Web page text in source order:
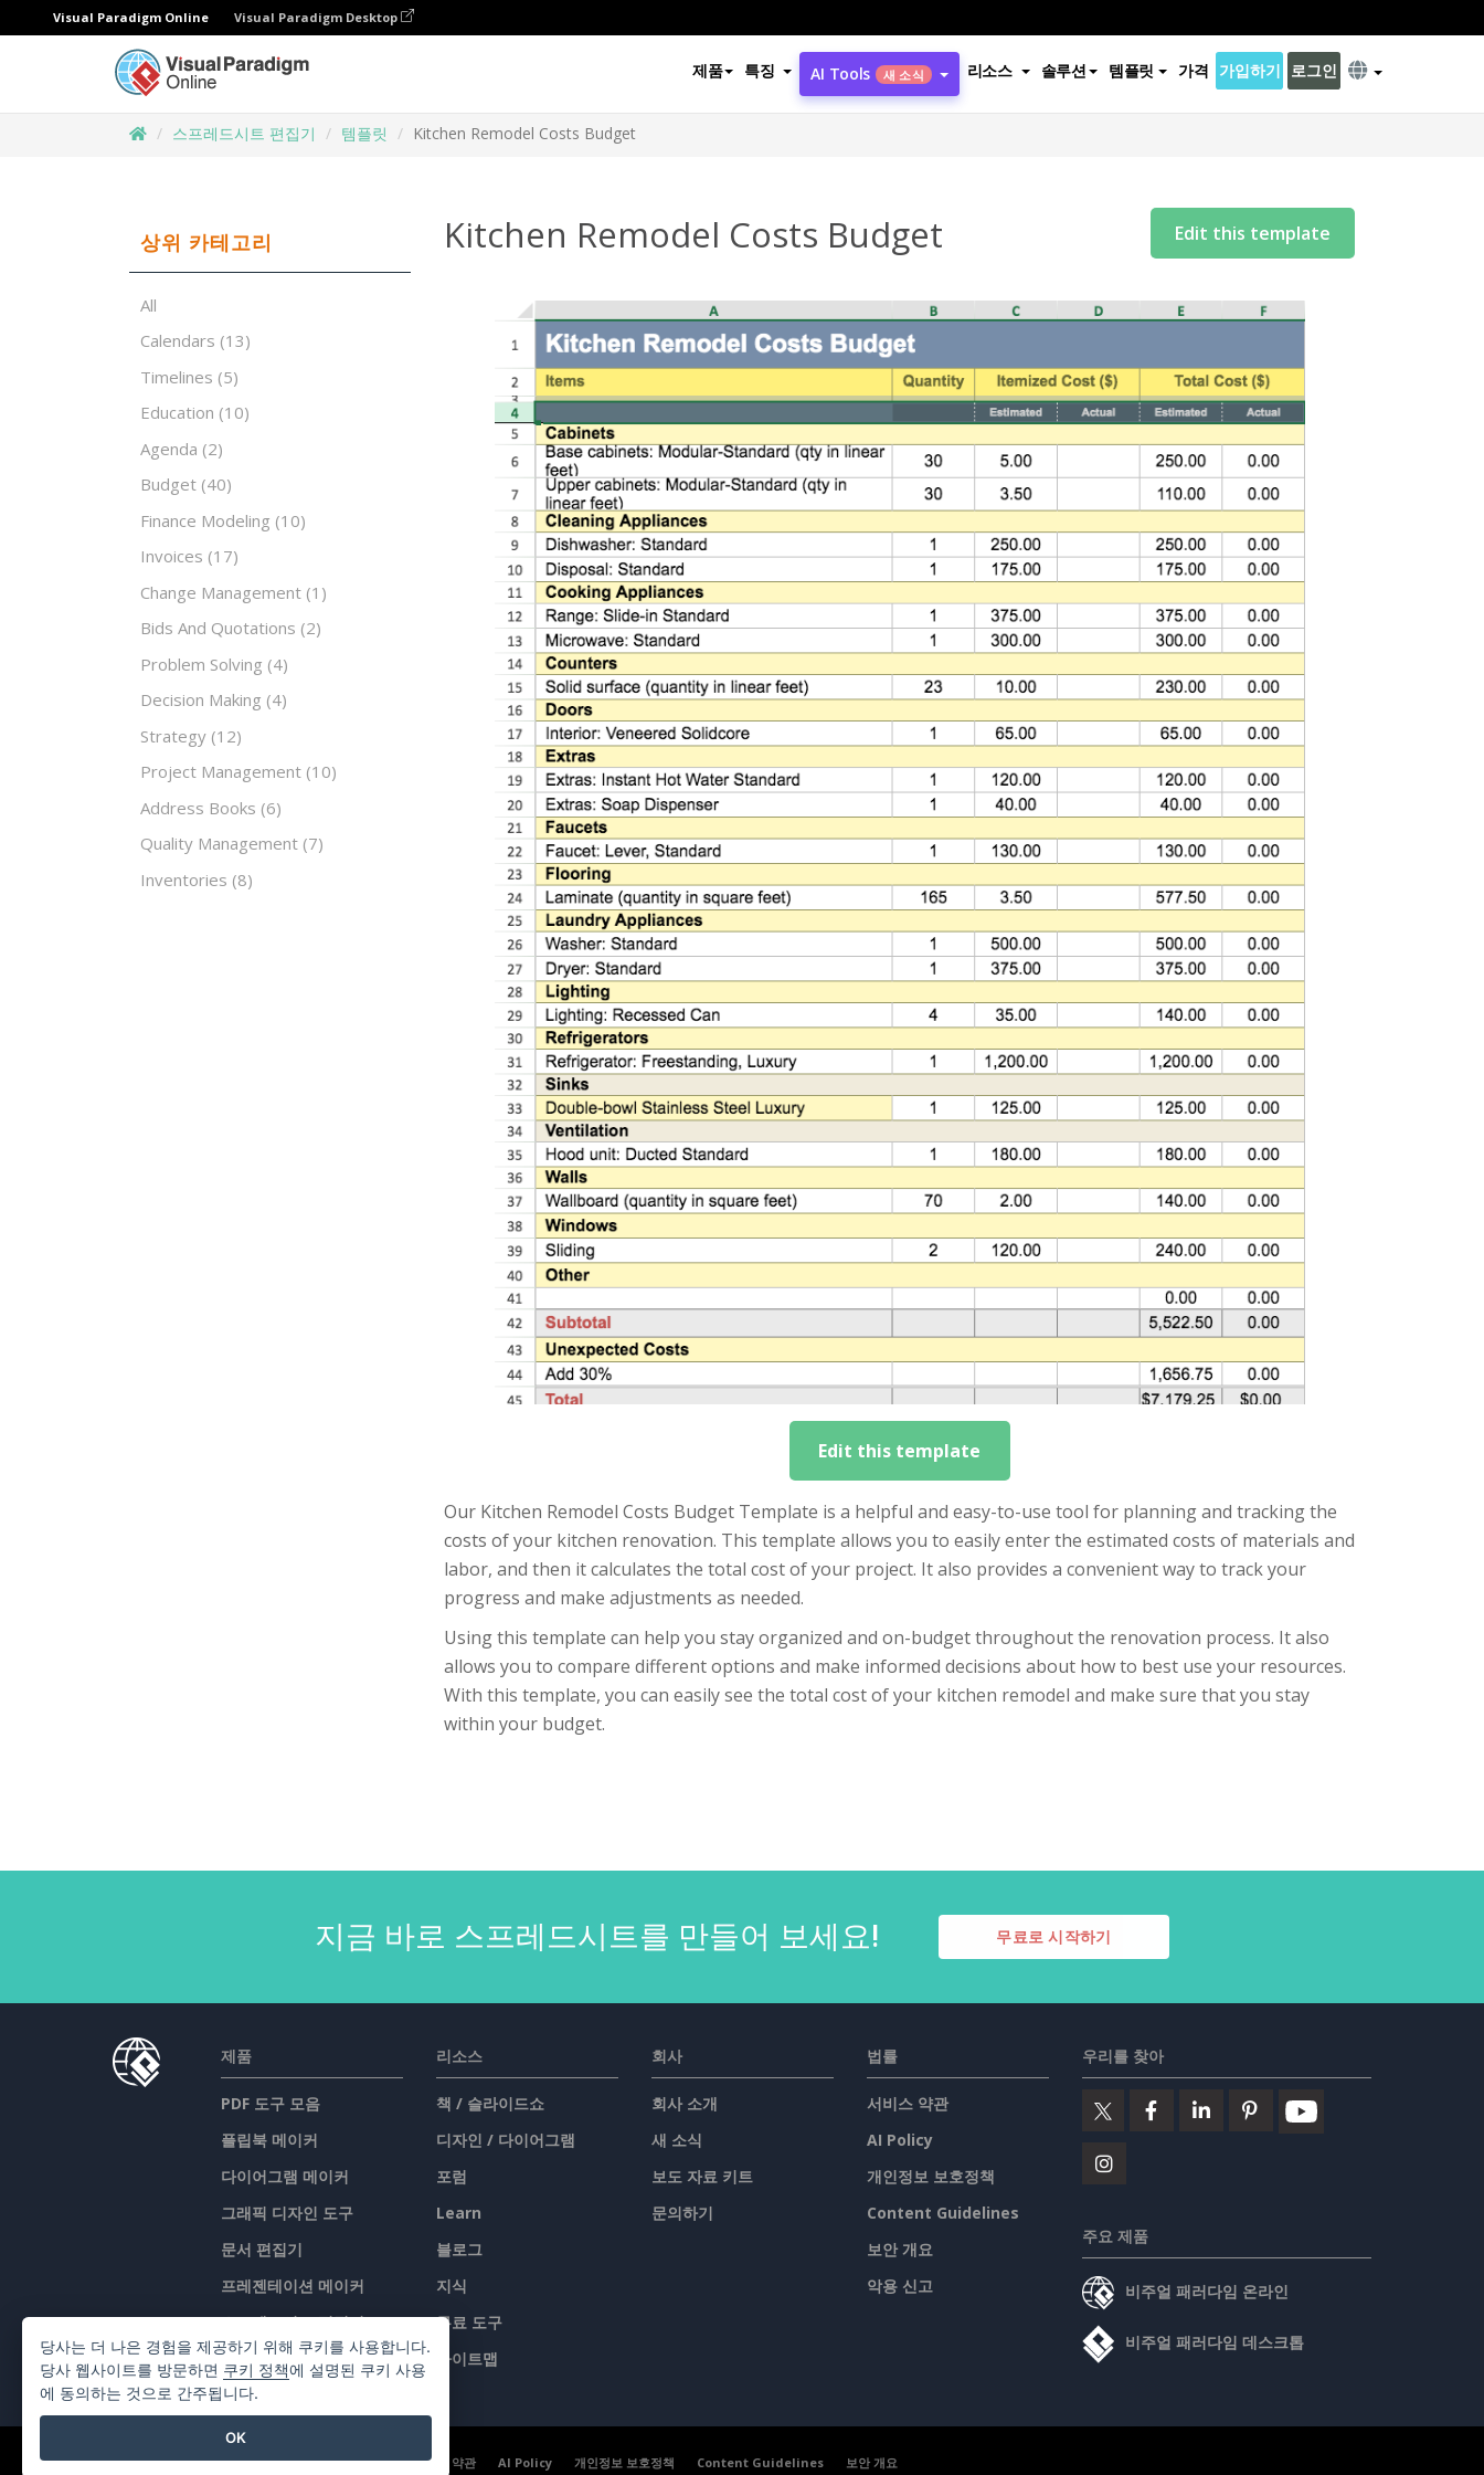
Visual Paradigm Online Visual Paradigm Desktop
제품 특징 AI Tools 새 소식 리소스 솔루션 템플릿 가격 가입하기 로그인
스프레드시트 편집기 템플릿 Kitchen Remodel Costs Budget
상위 카테고리
All
Calendars (13)
Timelines (5)
Education (10)
Agenda (2)
Budget (40)
Finance Modeling (10)
Invoices (17)
Change Management (1)
Bids And Quotations (2)
Problem Solving (4)
Decision Making (4)
Strategy (12)
Project Management (10)
Address Books (6)
Quality Management (7)
Inventories (8)
Kitchen Remodel Costs Budget Edit this template
Edit this template
Our Kitchen Remodel Costs Budget Template is a helpful and easy-to-use tool for planning and tracking the
costs of your kitchen renovation. This template allows you to easily enter the estimated costs of materials and
labor, and then it calculates the total cost of your project. It also provides a convenient way to track your
progress and make adjustments as needed.
Using this template can help you stay organized and on-budget throughout the renovation process. It also
allows you to compare different options and make informed decisions about how to best use your resources.
With this template, you can easily see the total cost of your kitchen remodel and make sure that you stay
within your budget.
지금 바로 스프레드시트를 만들어 보세요! 무료로 시작하기
제품
PDF 도구 모음
플립북 메이커
다이어그램 메이커
그래픽 디자인 도구
문서 편집기
프레젠테이션 메이커
스프레드시트 편집기
가격 책정
리소스
책 / 슬라이드쇼
디자인 / 다이어그램
포럼
Learn
블로그
지식
무료 도구
사이트맵
회사
회사 소개
새 소식
보도 자료 키트
문의하기
법률
서비스 약관
AI Policy
개인정보 보호정책
Content Guidelines
보안 개요
악용 신고
우리를 찾아
주요 제품
비주얼 패러다임 온라인
비주얼 패러다임 데스크톱
©2026 by Visual Paradigm. 모든 권리 보유. 서비스 약관 AI Policy 개인정보 보호정책 Content Guidelines 보안 개요
당사는 더 나은 경험을 제공하기 위해 쿠키를 사용합니다.
당사 웹사이트를 방문하면 쿠키 정책에 설명된 쿠키 사용
에 동의하는 것으로 간주됩니다.
OK